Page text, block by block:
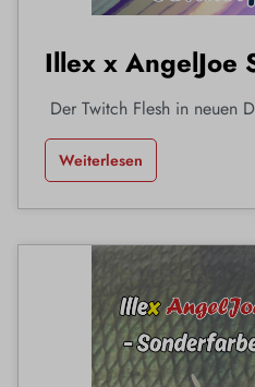
Illex x AngelJoe
Der Twitch Flesh in neuen
Weiterlesen